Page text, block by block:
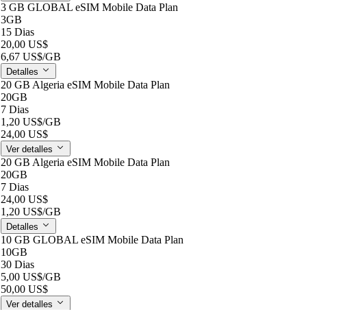
3 GB GLOBAL eSIM Mobile Data Plan
3GB
15 Dias
20,00 US$
6,67 US$/GB
Detalles
20 GB Algeria eSIM Mobile Data Plan
20GB
7 Dias
1,20 US$/GB
24,00 US$
Ver detalles
20 GB Algeria eSIM Mobile Data Plan
20GB
7 Dias
24,00 US$
1,20 US$/GB
Detalles
10 GB GLOBAL eSIM Mobile Data Plan
10GB
30 Dias
5,00 US$/GB
50,00 US$
Ver detalles